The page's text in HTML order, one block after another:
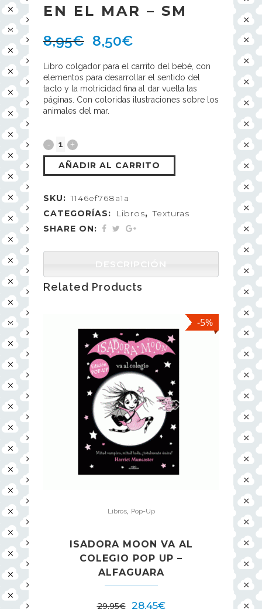
EN EL MAR – SM
8,95€ 8,50€
Libro colgador para el carrito del bebé, con
elementos para desarrollar el sentido del
tacto y la motricidad fina al dar vuelta las
páginas. Con coloridas ilustraciones sobre los
animales del mar.
AÑADIR AL CARRITO
SKU: 1146ef768a1a
CATEGORÍAS:
Libros, Texturas
SHARE ON:
DESCRIPCIÓN
Related Products
-5%
Libros, Pop-Up
ISADORA MOON VA AL
COLEGIO POP UP –
ALFAGUARA
29,95€ 28,45€